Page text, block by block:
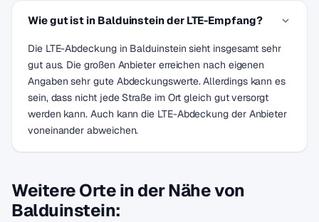
Wie gut ist in Balduinstein der LTE-Empfang?
Die LTE-Abdeckung in Balduinstein sieht insgesamt sehr
gut aus. Die großen Anbieter erreichen nach eigenen
Angaben sehr gute Abdeckungswerte. Allerdings kann es
sein, dass nicht jede Straße im Ort gleich gut versorgt
werden kann. Auch kann die LTE-Abdeckung der Anbieter
voneinander abweichen.
Weitere Orte in der Nähe von
Balduinstein: